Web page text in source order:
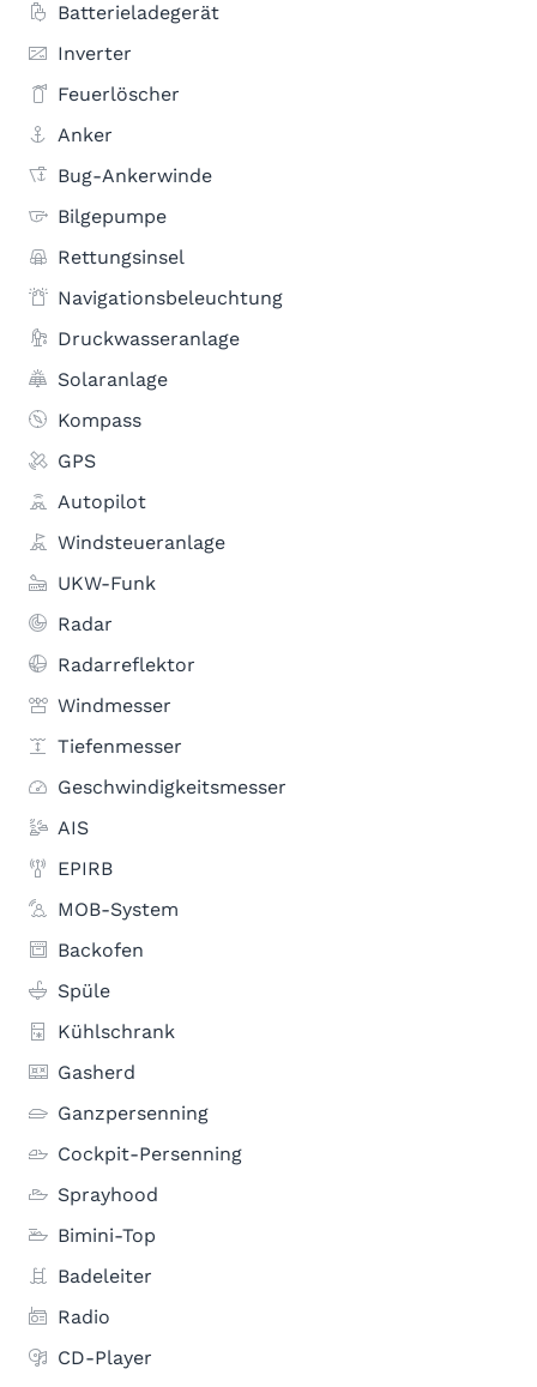
Batterieladegerät
Inverter
Feuerlöscher
Anker
Bug-Ankerwinde
Bilgepumpe
Rettungsinsel
Navigationsbeleuchtung
Druckwasseranlage
Solaranlage
Kompass
GPS
Autopilot
Windsteueranlage
UKW-Funk
Radar
Radarreflektor
Windmesser
Tiefenmesser
Geschwindigkeitsmesser
AIS
EPIRB
MOB-System
Backofen
Spüle
Kühlschrank
Gasherd
Ganzpersenning
Cockpit-Persenning
Sprayhood
Bimini-Top
Badeleiter
Radio
CD-Player